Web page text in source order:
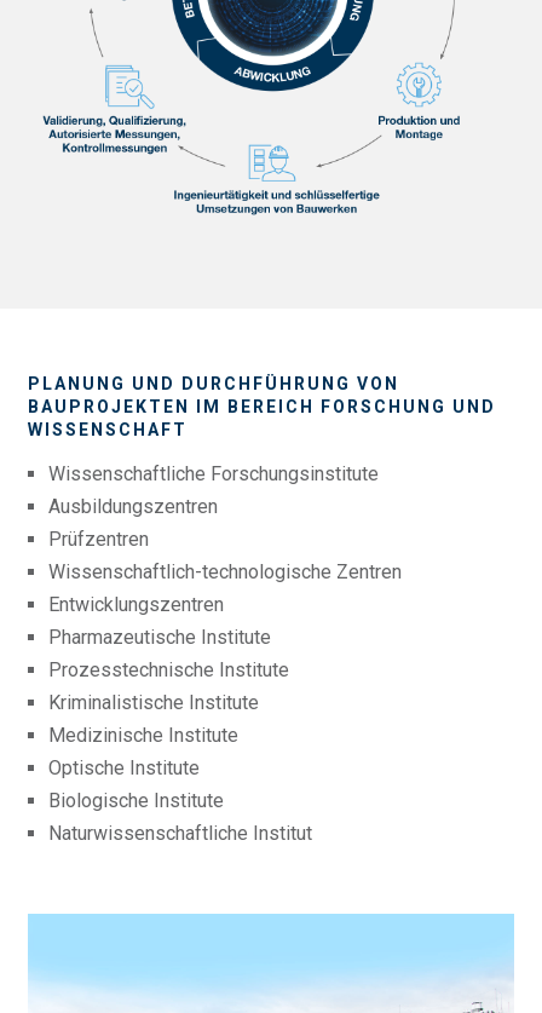
PLANUNG UND DURCHFÜHRUNG VON
BAUPROJEKTEN IM BEREICH FORSCHUNG UND
WISSENSCHAFT
Wissenschaftliche Forschungsinstitute
Ausbildungszentren
Prüfzentren
Wissenschaftlich-technologische Zentren
Entwicklungszentren
Pharmazeutische Institute
Prozesstechnische Institute
Kriminalistische Institute
Medizinische Institute
Optische Institute
Biologische Institute
Naturwissenschaftliche Institut